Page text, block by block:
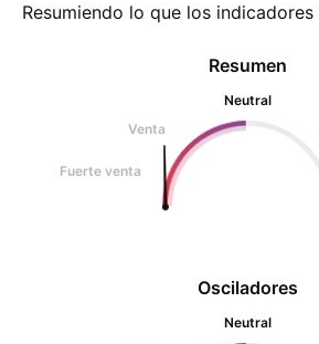
Resumiendo lo que los indicadores
Osciladores
Neutral
Resumen
Neutral
Venta
Fuerte venta